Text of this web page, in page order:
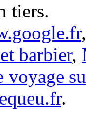
tiers.
barbier,
voyage
.